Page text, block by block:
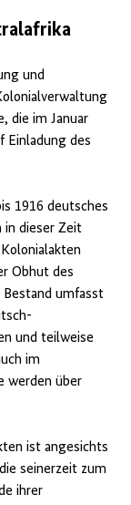
und
die im Januar
Einladung des
1916 deutsches
in dieser Zeit
Obhut des
Bestand umfasst
und teilweise
im
werden über
ist angesichts
seinerzeit zum
ihrer